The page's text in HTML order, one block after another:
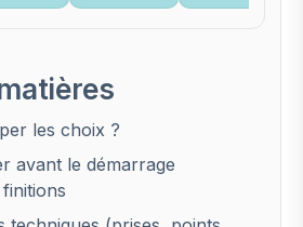
les choix ?
avant le démarrage